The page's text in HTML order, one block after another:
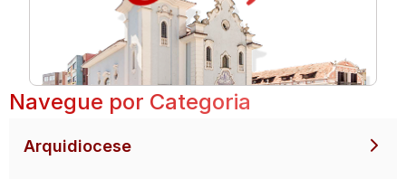
Navegue por Categoria
Arquidiocese